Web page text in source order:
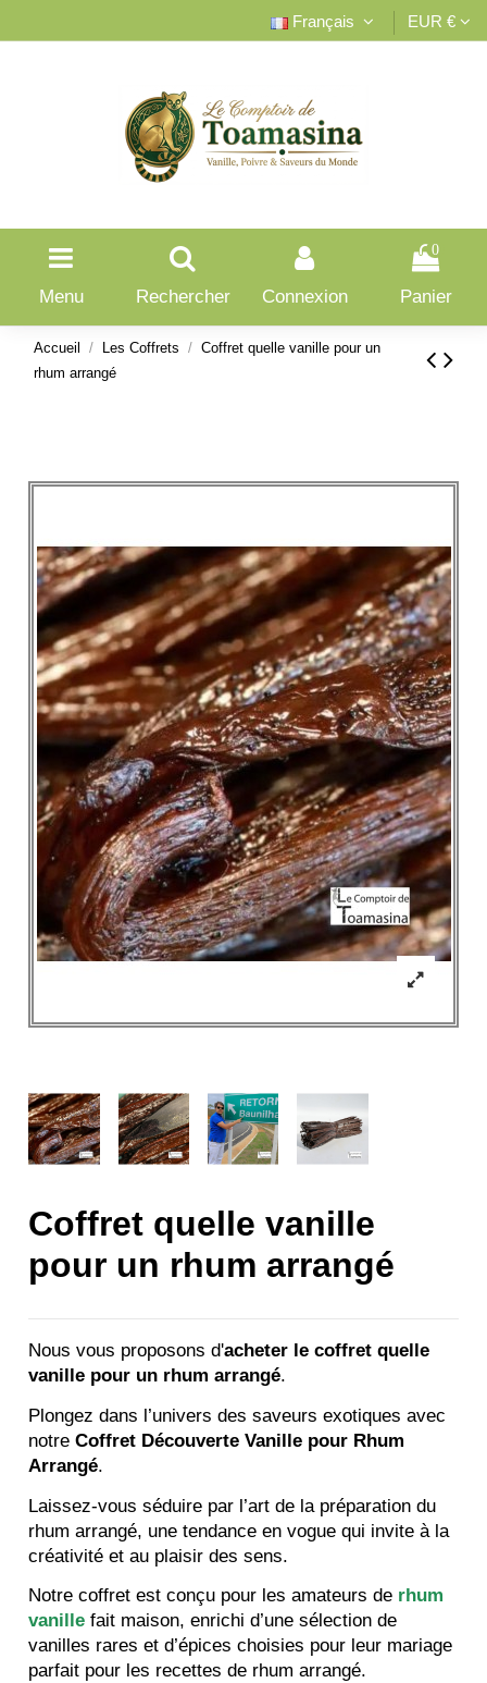
Français EUR €
Menu Rechercher Connexion
0
Panier
Accueil Les Coffrets
Coffret quelle vanille pour un
rhum arrangé
Coffret quelle vanille
pour un rhum arrangé
Nous vous proposons d'acheter le coffret quelle
vanille pour un rhum arrangé.
Plongez dans l’univers des saveurs exotiques avec
notre Coffret Découverte Vanille pour Rhum
Arrangé.
Laissez-vous séduire par l’art de la préparation du
rhum arrangé, une tendance en vogue qui invite à la
créativité et au plaisir des sens.
Notre coffret est conçu pour les amateurs de rhum
vanille fait maison, enrichi d’une sélection de
vanilles rares et d’épices choisies pour leur mariage
parfait pour les recettes de rhum arrangé.